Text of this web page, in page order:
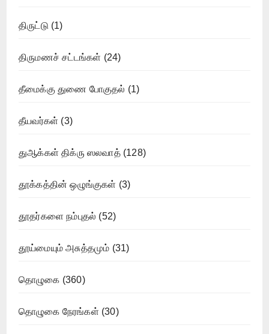
திருட்டு (1)
திருமணச் சட்டங்கள் (24)
தீமைக்கு துணை போகுதல் (1)
தீயவர்கள் (3)
துஆக்கள் திக்ரு ஸலவாத்(128)
தூக்கத்தின் ஒழுங்குகள் (3)
தூதர்களை நம்புதல் (52)
தூய்மையும் அசுத்தமும் (31)
தொழுகை (360)
தொழுகை நேரங்கள் (30)